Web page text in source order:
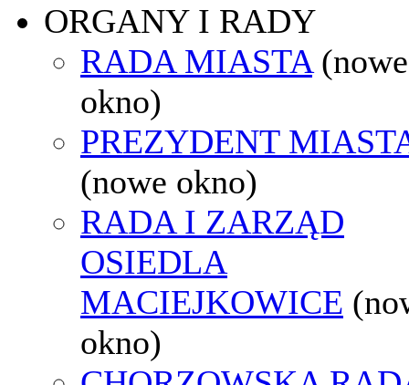
ORGANY I RADY
RADA MIASTA (nowe
okno)
PREZYDENT
(nowe okno)
RADA I ZARZĄD
OSIEDLA
MACIEJKOWICE
okno)